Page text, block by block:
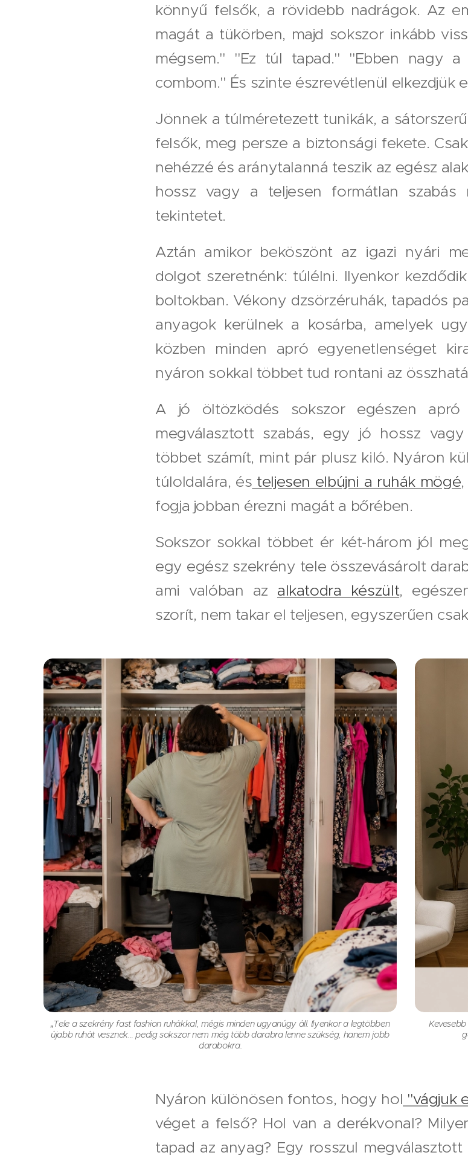
könnyű felsők, a rövidebb nadrágok. Az
magát a tükörben, majd sokszor inkább
mégsem." "Ez túl tapad." "Ebben nagy a
combom." És szinte észrevétlenül elkezdjük
Jönnek a túlméretezett tunikák, a
felsők, meg persze a biztonsági fekete.
nehézzé és aránytalanná teszik az egész
hossz vagy a teljesen formátlan szabás
tekintetet.
Aztán amikor beköszönt az igazi nyári
dolgot szeretnénk: túlélni. Ilyenkor
boltokban. Vékony dzsörzéruhák, tapadós
anyagok kerülnek a kosárba, amelyek
közben minden apró egyenetlenséget
nyáron sokkal többet tud rontani az
A jó öltözködés sokszor egészen
megválasztott szabás, egy jó hossz
többet számít, mint pár plusz kiló. Nyáron
túloldalára, és teljesen elbújni a ruhák mögé
fogja jobban érezni magát a bőrében.
Sokszor sokkal többet ér két-három jól
egy egész szekrény tele összevásárolt
ami valóban az alkatodra készült,
szorít, nem takar el teljesen, egyszerűen
„Tele a szekrény fast fashion ruhákkal, mégis minden ugyanúgy áll. Ilyenkor a legtöbben
újabb ruhát vesznek… pedig sokszor nem még több darabra lenne szükség, hanem jobb
darabokra.
Nyáron különösen fontos, hogy hol "vágjuk
véget a felső? Hol van a derékvonal?
tapad az anyag? Egy rosszul